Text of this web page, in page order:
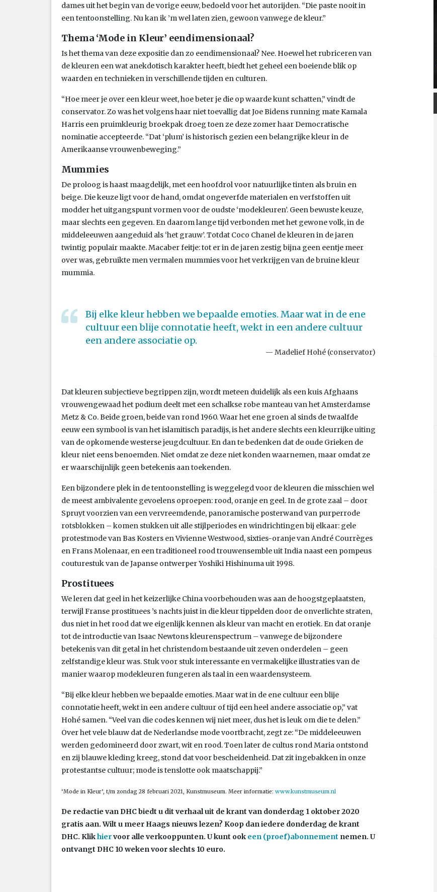
dames uit het begin van de vorige eeuw, bedoeld voor het autorijden. “Die paste nooit in
een tentoonstelling. Nu kan ik ’m wel laten zien, gewoon vanwege de kleur.”
Thema ‘Mode in Kleur’ eendimensionaal?
Is het thema van deze expositie dan zo eendimensionaal? Nee. Hoewel het rubriceren van
de kleuren een wat anekdotisch karakter heeft, biedt het geheel een boeiende blik op
waarden en technieken in verschillende tijden en culturen.
“Hoe meer je over een kleur weet, hoe beter je die op waarde kunt schatten,” vindt de
conservator. Zo was het volgens haar niet toevallig dat Joe Bidens running mate Kamala
Harris een pruimkleurig broekpak droeg toen ze deze zomer haar Democratische
nominatie accepteerde. “Dat ‘plum’ is historisch gezien een belangrijke kleur in de
Amerikaanse vrouwenbeweging.”
Mummies
De proloog is haast maagdelijk, met een hoofdrol voor natuurlijke tinten als bruin en
beige. Die keuze ligt voor de hand, omdat ongeverfde materialen en verfstoffen uit
modder het uitgangspunt vormen voor de oudste ‘modekleuren’. Geen bewuste keuze,
maar slechts een gegeven. En daarom lange tijd verbonden met het gewone volk, in de
middeleeuwen aangeduid als ‘het grauw’. Totdat Coco Chanel de kleuren in de jaren
twintig populair maakte. Macaber feitje: tot er in de jaren zestig bijna geen eentje meer
over was, gebruikte men vermalen mummies voor het verkrijgen van de bruine kleur
mummia.
Bij elke kleur hebben we bepaalde emoties. Maar wat in de ene
cultuur een blije connotatie heeft, wekt in een andere cultuur
een andere associatie op.
Madelief Hohé (conservator)
Dat kleuren subjectieve begrippen zijn, wordt meteen duidelijk als een kuis Afghaans
vrouwengewaad het podium deelt met een schalkse robe manteau van het Amsterdamse
Metz & Co. Beide groen, beide van rond 1960. Waar het ene groen al sinds de twaalfde
eeuw een symbool is van het islamitisch paradijs, is het andere slechts een kleurrijke uiting
van de opkomende westerse jeugdcultuur. En dan te bedenken dat de oude Grieken de
kleur niet eens benoemden. Niet omdat ze deze niet konden waarnemen, maar omdat ze
er waarschijnlijk geen betekenis aan toekenden.
Een bijzondere plek in de tentoonstelling is weggelegd voor de kleuren die misschien wel
de meest ambivalente gevoelens oproepen: rood, oranje en geel. In de grote zaal – door
Spruyt voorzien van een vervreemdende, panoramische posterwand van purperrode
rotsblokken – komen stukken uit alle stijlperiodes en windrichtingen bij elkaar: gele
protestmode van Bas Kosters en Vivienne Westwood, sixties-oranje van André Courrèges
en Frans Molenaar, en een traditioneel rood trouwensemble uit India naast een pompeus
couturestuk van de Japanse ontwerper Yoshiki Hishinuma uit 1998.
Prostituees
We leren dat geel in het keizerlijke China voorbehouden was aan de hoogstgeplaatsten,
terwijl Franse prostituees ’s nachts juist in die kleur tippelden door de onverlichte straten,
dus niet in het rood dat we eigenlijk kennen als kleur van macht en erotiek. En dat oranje
tot de introductie van Isaac Newtons kleurenspectrum – vanwege de bijzondere
betekenis van dit getal in het christendom bestaande uit zeven onderdelen – geen
zelfstandige kleur was. Stuk voor stuk interessante en vermakelijke illustraties van de
manier waarop modekleuren fungeren als taal in een waardensysteem.
“Bij elke kleur hebben we bepaalde emoties. Maar wat in de ene cultuur een blije
connotatie heeft, wekt in een andere cultuur of tijd een heel andere associatie op,” vat
Hohé samen. “Veel van die codes kennen wij niet meer, dus het is leuk om die te delen.”
Over het vele blauw dat de Nederlandse mode voortbracht, zegt ze: “De middeleeuwen
werden gedomineerd door zwart, wit en rood. Toen later de cultus rond Maria ontstond
en zij blauwe kleding kreeg, stond dat voor bescheidenheid. Dat zit ingebakken in onze
protestantse cultuur; mode is tenslotte ook maatschappij.”
‘Mode in Kleur’, t/m zondag 28 februari 2021, Kunstmuseum. Meer informatie: www.kunstmuseum.nl
De redactie van DHC biedt u dit verhaal uit de krant van donderdag 1 oktober 2020
gratis aan. Wilt u meer Haags nieuws lezen? Koop dan iedere donderdag de krant
DHC. Klikhiervoor alle verkooppunten. U kunt ook een (proef)abonnement nemen. U
ontvangt DHC 10 weken voor slechts 10 euro.